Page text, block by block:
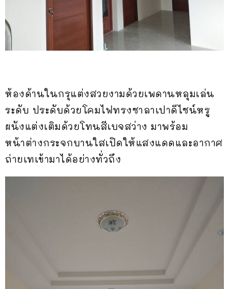
ห้องด้านในกรุแต่งสวยงามด้วยเพดานหลุมเล่น
ระดับ ประดับด้วยโคมไฟทรงซาลาเปาดีไซน์หรู
ผนังแต่งเติมด้วยโทนสีเบจสว่าง มาพร้อม
หน้าต่างกระจกบานใสเปิดให้แสงแดดและอากาศ
ถ่ายเทเข้ามาได้อย่างทั่วถึง